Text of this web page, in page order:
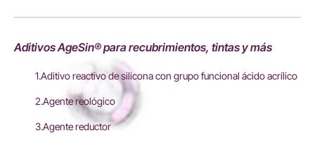
Aditivos AgeSin® para recubrimientos, tintas y más
1.Aditivo reactivo de silicona con grupo funcional ácido acrílico
2.Agente reológico
3.Agente reductor